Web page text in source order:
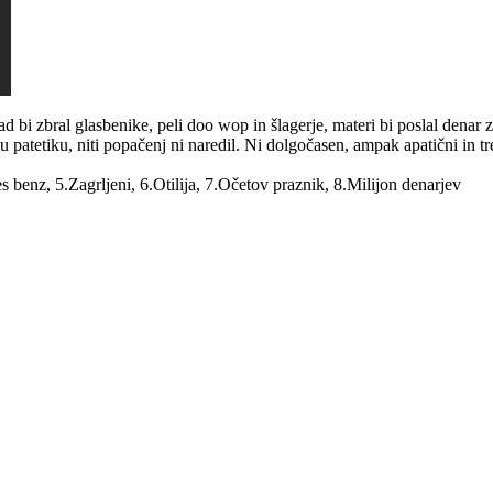
bi zbral glasbenike, peli doo wop in šlagerje, materi bi poslal denar
niti popačenj ni naredil. Ni dolgočasen, ampak apatični in
benz, 5.Zagrljeni, 6.Otilija, 7.Očetov praznik, 8.Milijon denarjev